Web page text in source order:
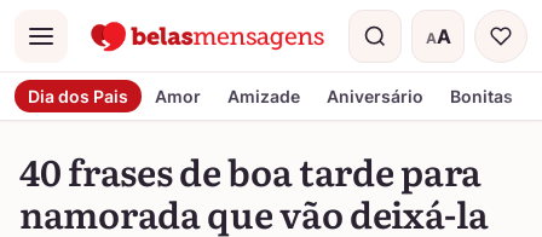
Menu AA
Tamanho do
Dia dos Pais Amor Amizade Aniversário Bonitas
40 frases de boa tarde para
namorada que vão deixá-la